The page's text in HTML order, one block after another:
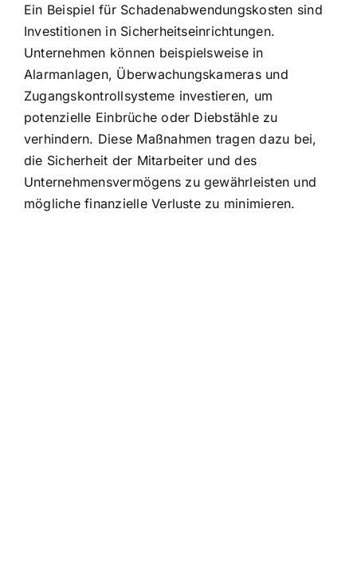
Ein Beispiel für Schadenabwendungskosten sind
Investitionen in Sicherheitseinrichtungen.
Unternehmen können beispielsweise in
Alarmanlagen, Überwachungskameras und
Zugangskontrollsysteme investieren, um
potenzielle Einbrüche oder Diebstähle zu
verhindern. Diese Maßnahmen tragen dazu bei,
die Sicherheit der Mitarbeiter und des
Unternehmensvermögens zu gewährleisten und
mögliche finanzielle Verluste zu minimieren.